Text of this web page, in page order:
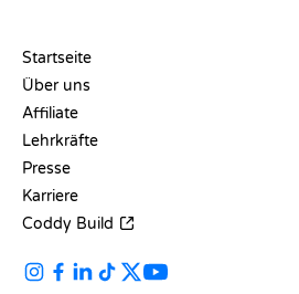
Startseite
Über uns
Affiliate
Lehrkräfte
Presse
Karriere
Coddy Build